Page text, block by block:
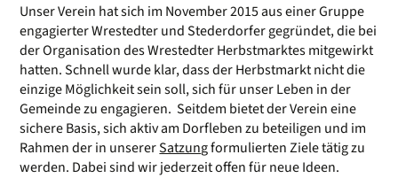
Unser Verein hat sich im November 2015 aus einer Gruppe
engagierter Wrestedter und Stederdorfer gegründet, die bei
der Organisation des Wrestedter Herbstmarktes mitgewirkt
hatten. Schnell wurde klar, dass der Herbstmarkt nicht die
einzige Möglichkeit sein soll, sich für unser Leben in der
Gemeinde zu engagieren. Seitdem bietet der Verein eine
sichere Basis, sich aktiv am Dorfleben zu beteiligen und im
Rahmen der in unsererSatzungformulierten Ziele tätig zu
werden. Dabei sind wir jederzeit offen für neue Ideen.